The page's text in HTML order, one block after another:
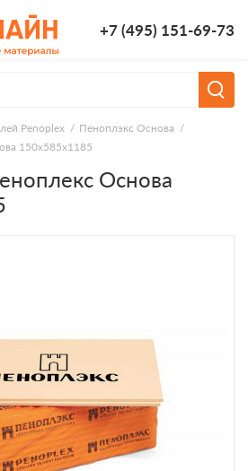
+7 (495) 151-69-73
Penoplex
Пеноплэкс Основа
150х585х1185
Основа